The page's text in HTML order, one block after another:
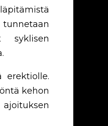
syklisen
erektiolle.
kehon